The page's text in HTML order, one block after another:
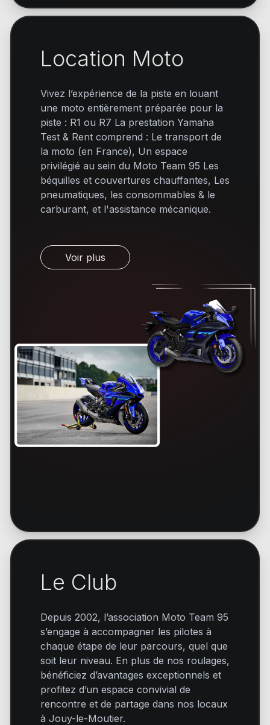
Location Moto
Vivez l’expérience de la piste en louant
une moto entièrement préparée pour la
piste : R1 ou R7 La prestation Yamaha
Test & Rent comprend : Le transport de
la moto (en France), Un espace
privilégié au sein du Moto Team 95 Les
béquilles et couvertures chauffantes, Les
pneumatiques, les consommables & le
carburant, et l'assistance mécanique.
Voir plus
Le Club
Depuis 2002, l’association Moto Team 95
s’engage à accompagner les pilotes à
chaque étape de leur parcours, quel que
soit leur niveau. En plus de nos roulages,
bénéficiez d’avantages exceptionnels et
profitez d’un espace convivial de
rencontre et de partage dans nos locaux
à Jouy-le-Moutier.